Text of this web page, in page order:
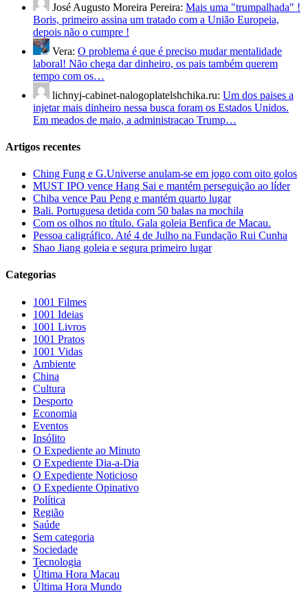
José Augusto Moreira Pereira: Mais uma "trumpalhada" !
Boris, primeiro assina um tratado com a União Europeia,
depois não o cumpre !
Vera: O problema é que é preciso mudar mentalidade
laboral! Não chega dar dinheiro, os pais também querem
tempo com os…
lichnyj-cabinet-nalogoplatelshchika.ru: Um dos paises a
injetar mais dinheiro nessa busca foram os Estados Unidos.
Em meados de maio, a administracao Trump…
Artigos recentes
Ching Fung e G.Universe anulam-se em jogo com oito golos
MUST IPO vence Hang Sai e mantém perseguição ao líder
Chiba vence Pau Peng e mantém quarto lugar
Bali. Portuguesa detida com 50 balas na mochila
Com os olhos no título. Gala goleia Benfica de Macau.
Pessoa caligráfico. Até 4 de Julho na Fundação Rui Cunha
Shao Jiang goleia e segura primeiro lugar
Categorias
1001 Filmes
1001 Ideias
1001 Livros
1001 Pratos
1001 Vidas
Ambiente
China
Cultura
Desporto
Economia
Eventos
Insólito
O Expediente ao Minuto
O Expediente Dia-a-Dia
O Expediente Noticioso
O Expediente Opinativo
Política
Região
Saúde
Sem categoria
Sociedade
Tecnologia
Última Hora Macau
Última Hora Mundo